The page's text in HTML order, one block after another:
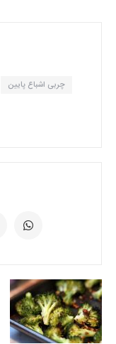
چربی اشباع پایین